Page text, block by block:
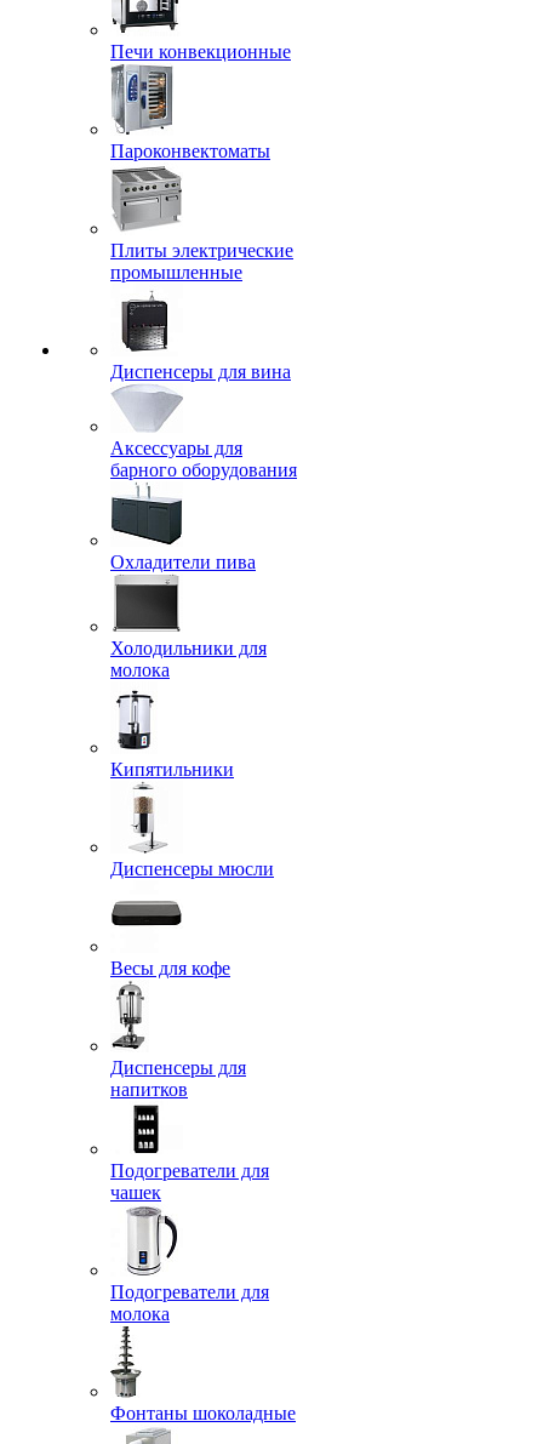
Печи конвекционные
Пароконвектоматы
Плиты электрические
промышленные
Диспенсеры для вина
Аксессуары для
барного оборудования
Охладители пива
Холодильники для
молока
Кипятильники
Диспенсеры мюсли
Весы для кофе
Диспенсеры для
напитков
Подогреватели для
чашек
Подогреватели для
молока
Фонтаны шоколадные